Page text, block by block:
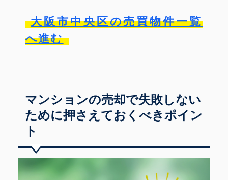
大阪市中央区の売買物件一覧
へ進む
マンションの売却で失敗しない
ために押さえておくべきポイン
ト